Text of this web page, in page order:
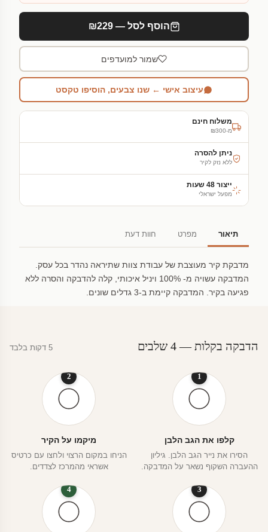
הוסף לסל — ₪229
שמור למועדפים
עיצוב אישי ← שנו צבעים, הוסיפו טקסט
משלוח חינם
מ-₪300
ניתן להסרה
ללא נזק לקיר
ייצור 48 שעות
מפעל ישראלי
תיאור מפרט חוות דעת
מדבקת קיר מעוצבת של עבודת צוות שתיראה נהדר בכל עסק.
המדבקה עשויה מ- 100% ויניל איכותי, קלה להדבקה והסרה ללא
פגיעה בקיר. המדבקה קיימת ב-3 גדלים שונים.
הדבקה בקלות — 4 שלבים 5 דקות בלבד
1
קלפו את הגב הלבן
הסירו את נייר הגב הלבן. גיליון
ההעברה השקוף נשאר על המדבקה.
2
מיקמו על הקיר
הניחו במקום הרצוי ולחצו עם כרטיס
אשראי מהמרכז לצדדים.
3
4